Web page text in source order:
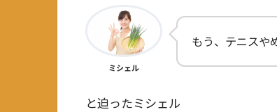
ミシェル
もう、テニスや
と迫ったミシェル